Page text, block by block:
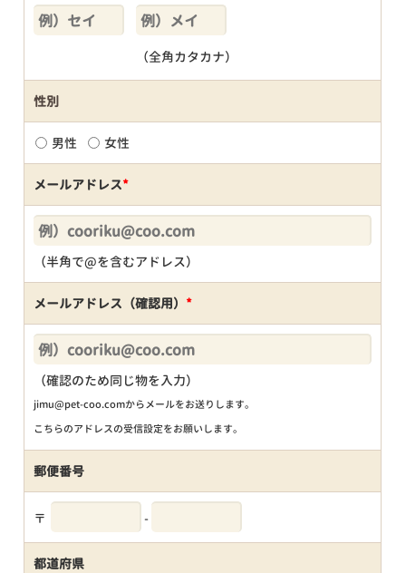
（全角カタカナ）
性別
男性 女性
メールアドレス*
（半角で@を含むアドレス）
メールアドレス（確認用） *
（確認のため同じ物を入力）
jimu@pet-coo.comからメールをお送りします。
こちらのアドレスの受信設定をお願いします。
郵便番号
〒 -
都道府県